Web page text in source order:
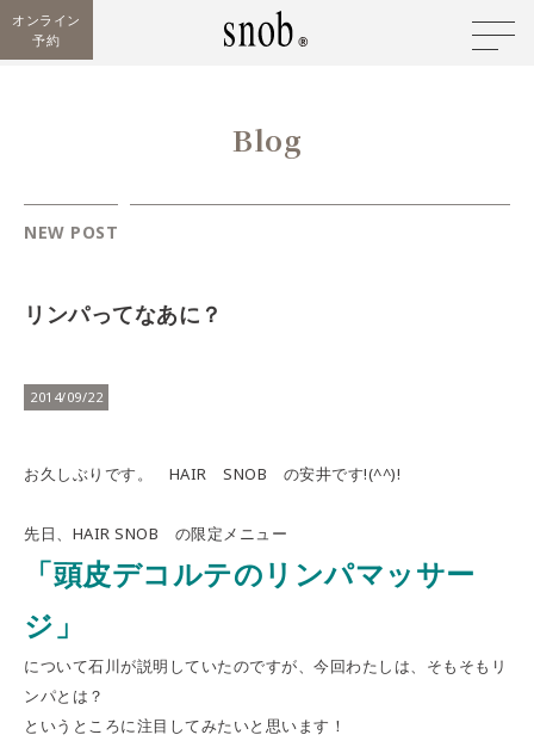
オンライン
予約
Blog
NEW POST
リンパってなあに？
2014/09/22
お久しぶりです。 HAIR SNOB の安井です!(^^)!
先日、HAIR SNOB の限定メニュー
「頭皮デコルテのリンパマッサー
ジ」
について石川が説明していたのですが、今回わたしは、そもそもリ
ンパとは？
というところに注目してみたいと思います！